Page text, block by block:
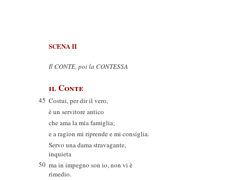
SCENA II
Il CONTE, poi la CONTESSA
il Conte
45 Costui, per dir il vero,
è un servitore antico
che ama la mia famiglia;
e a ragion mi riprende e mi consiglia.
Servo una dama stravagante,
inquieta
50 ma in impegno son io, non vi è
rimedio.